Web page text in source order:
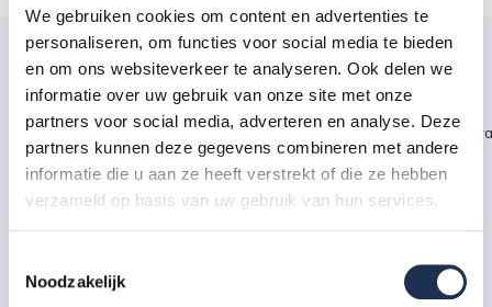
We gebruiken cookies om content en advertenties te
personaliseren, om functies voor social media te bieden
en om ons websiteverkeer te analyseren. Ook delen we
informatie over uw gebruik van onze site met onze
partners voor social media, adverteren en analyse. Deze
partners kunnen deze gegevens combineren met andere
informatie die u aan ze heeft verstrekt of die ze hebben
verzameld op basis van uw gebruik van hun services.
Noodzakelijk
Productbeschrijving
~~https://cdn.webshopapp.com/shops/189476/files/451435720/